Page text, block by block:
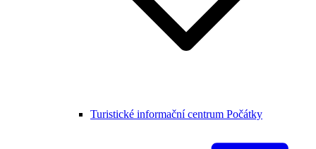
Turistické informační centrum Počátky